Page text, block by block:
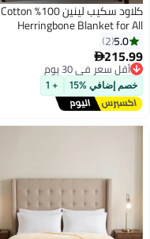
كلاود سكيب لينين 100% Cotton
Herringbone Blanket for All
Season, Soft and Breathable
Thermal Blanket, Dark Grey
5.0
2
215.99
أقل سعر في 30 يوم
توصيل مجاني
أقل سعر في 30 يوم
خصم إضافي %15 + 1